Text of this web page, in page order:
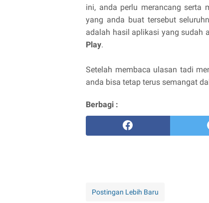
ini, anda perlu merancang serta
yang anda buat tersebut
adalah hasil aplikasi yang sudah
Play.
Setelah membaca ulasan tadi
anda bisa tetap terus semangat
Berbagi :
Postingan Lebih Baru